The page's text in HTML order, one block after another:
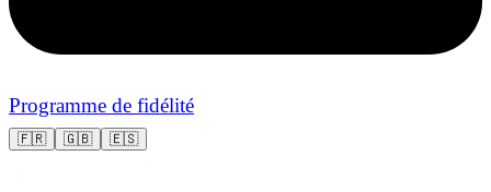
Programme de fidélité
🇫🇷 🇬🇧 🇪🇸